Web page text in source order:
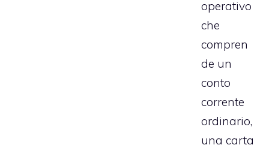
operativo
che
compren
de un
conto
corrente
ordinario,
una carta